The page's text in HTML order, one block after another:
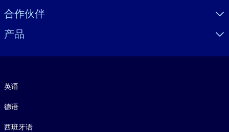
合作伙伴
产品
英语
德语
西班牙语